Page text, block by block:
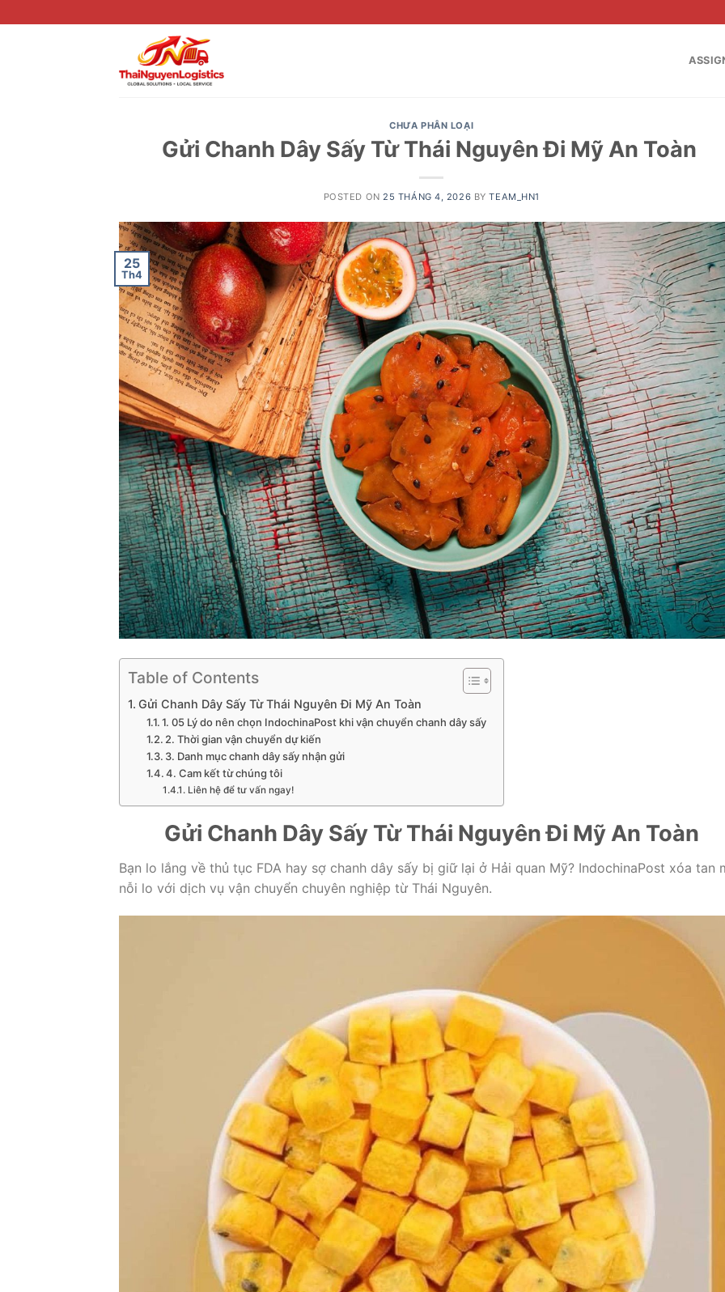
to
CHƯA PHÂN LOẠI
Gửi Chanh Dây Sấy Từ Thái Nguyên Đi Mỹ An Toàn
POSTED ON 25 THÁNG 4, 2026 BYTEAM_HN1
25
Th4
Table of Contents
Gửi Chanh Dây Sấy Từ Thái Nguyên Đi Mỹ An Toàn
1. 05 Lý do nên chọn IndochinaPost khi vận chuyển chanh dây sấy
2. Thời gian vận chuyển dự kiến
3. Danh mục chanh dây sấy nhận gửi
4. Cam kết từ chúng tôi
Liên hệ để tư vấn ngay!
Gửi Chanh Dây Sấy Từ Thái Nguyên Đi Mỹ An Toàn
Bạn lo lắng về thủ tục FDA hay sợ chanh dây sấy bị giữ lại ở Hải quan Mỹ? IndochinaPost xóa tan
nỗi lo với dịch vụ vận chuyển chuyên nghiệp từ Thái Nguyên.